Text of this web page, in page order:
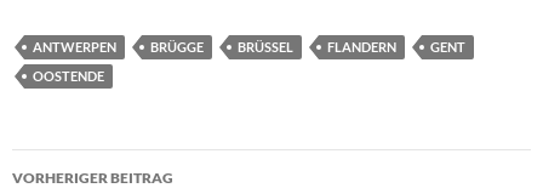
ANTWERPEN BRÜGGE BRÜSSEL FLANDERN
GENT
OOSTENDE
Beitragsnavigation
VORHERIGER BEITRAG